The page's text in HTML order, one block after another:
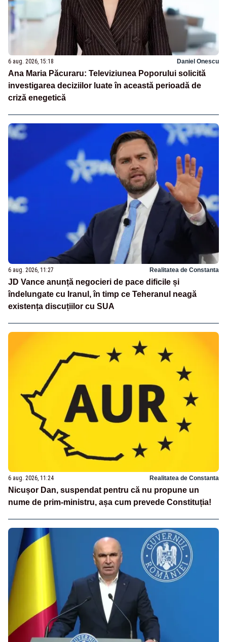
6 aug. 2026, 15:18 Daniel Onescu
Ana Maria Păcuraru: Televiziunea Poporului solicită
investigarea deciziilor luate în această perioadă de
criză enegetică
6 aug. 2026, 11:27 Realitatea de Constanta
JD Vance anunță negocieri de pace dificile și
îndelungate cu Iranul, în timp ce Teheranul neagă
existența discuțiilor cu SUA
6 aug. 2026, 11:24 Realitatea de Constanta
Nicușor Dan, suspendat pentru că nu propune un
nume de prim-ministru, așa cum prevede Constituția!